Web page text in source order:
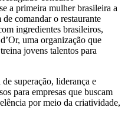
a primeira mulher brasileira a
comandar o restaurante
ingredientes brasileiros,
uma organização que
jovens talentos para
superação, liderança e
para empresas que buscam
por meio da criatividade,